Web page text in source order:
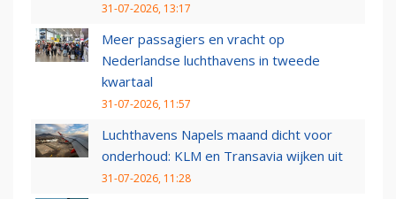
31-07-2026, 13:17
Meer passagiers en vracht op
Nederlandse luchthavens in tweede
kwartaal
31-07-2026, 11:57
Luchthavens Napels maand dicht voor
onderhoud: KLM en Transavia wijken uit
31-07-2026, 11:28